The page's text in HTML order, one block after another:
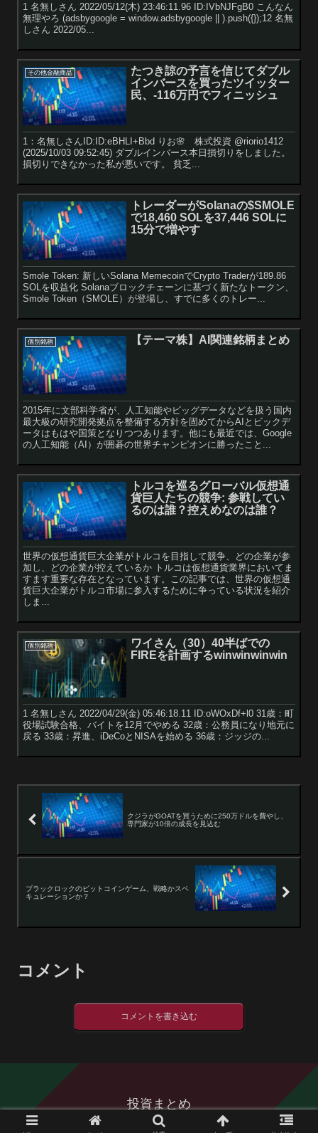
1 名無しさん 2022/05/12(木) 23:46:11.96 ID:IVbNJFgB0 こんなん
無理やろ (adsbygoogle = window.adsbygoogle || ).push({});12 名無
しさん 2022/05...
その他金融商品
たつき諒の予言を信じてダブル
インバースを買ったツイッター
民、-116万円でフィニッシュ
1：名無しさんID:ID:eBHLI+Bbd りお🌸 株式投資 @riorio1412
(2025/10/03 09:52:45) ダブルインバース本日損切りをしました。
損切りできなかった私が悪いです。 貧乏...
トレーダーがSolanaの$SMOLE
で18,460 SOLを37,446 SOLに
15分で増やす
Smole Token: 新しいSolana MemecoinでCrypto Traderが189.86
SOLを収益化 Solanaブロックチェーンに基づく新たなトークン、
Smole Token（SMOLE）が登場し、すでに多くのトレー...
個別銘柄 【テーマ株】AI関連銘柄まとめ
2015年に文部科学省が、人工知能やビッグデータなどを扱う国内
最大級の研究開発拠点を整備する方針を固めてからAIとビックデ
ータはもはや国策となりつつあります。他にも最近では、Google
の人工知能（AI）が囲碁の世界チャンピオンに勝ったこと...
トルコを巡るグローバル仮想通
貨巨人たちの競争: 参戦してい
るのは誰？控えめなのは誰？
世界の仮想通貨巨大企業がトルコを目指して競争、どの企業が参
加し、どの企業が控えているか トルコは仮想通貨業界においてま
すます重要な存在となっています。この記事では、世界の仮想通
貨巨大企業がトルコ市場に参入するために争っている状況を紹介
しま...
個別銘柄
ワイさん（30）40半ばでの
FIREを計画するwinwinwinwin
1 名無しさん 2022/04/29(金) 05:46:18.11 ID:oWOxDf+l0 31歳：町
役場試験合格、バイトを12月でやめる 32歳：公務員になり地元に
戻る 33歳：昇進、iDeCoとNISAを始める 36歳：ジッジの...
クジラがGOATを買うために250万ドルを費やし、
専門家が10倍の成長を見込む
ブラックロックのビットコインゲーム、戦略かスペ
キュレーションか？
コメント
コメントを書き込む
投資まとめ
© 2016 投資まとめ.